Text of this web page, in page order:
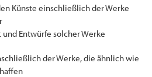
Künste einschließlich der Werke
Entwürfe solcher Werke
der Werke, die ähnlich wie